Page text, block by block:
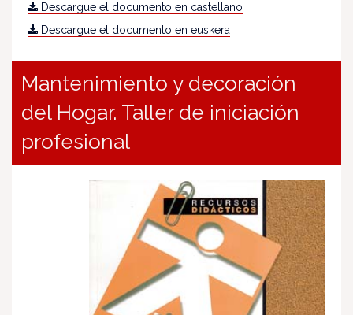
Descargue el documento en castellano
Descargue el documento en euskera
Mantenimiento y decoración
del Hogar. Taller de iniciación
profesional